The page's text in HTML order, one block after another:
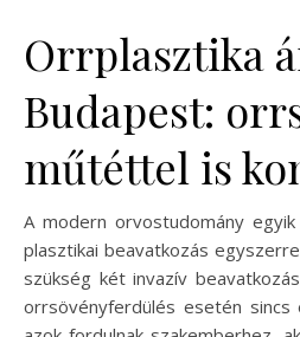
Orrplasztika
Budapest:
műtéttel is
A modern orvostudomány
plasztikai beavatkozás
szükség két invazív
orrsövényferdülés esetén sincs